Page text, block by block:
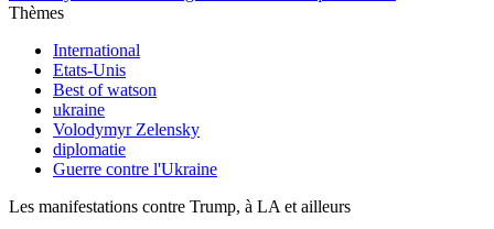
Thèmes
International
Etats-Unis
Best of watson
ukraine
Volodymyr Zelensky
diplomatie
Guerre contre l'Ukraine
Les manifestations contre Trump, à LA et ailleurs